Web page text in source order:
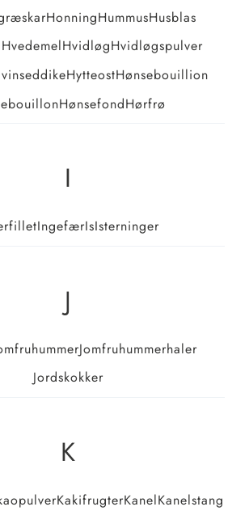
HonningHummusHusblas
HvedemelHvidløgHvidløgspulver
HytteostHønsebouillion
HønsefondHørfrø
I
IngefærIsIsterninger
J
Jomfruhummerhaler
Jordskokker
K
KakifrugterKanelKanelstang